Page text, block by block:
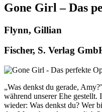
Gone Girl – Das
Flynn, Gillian
Fischer, S. Verlag
„Was denkst du gerade,
während unserer Ehe gestellt.
wieder: Was denkst du? Wer